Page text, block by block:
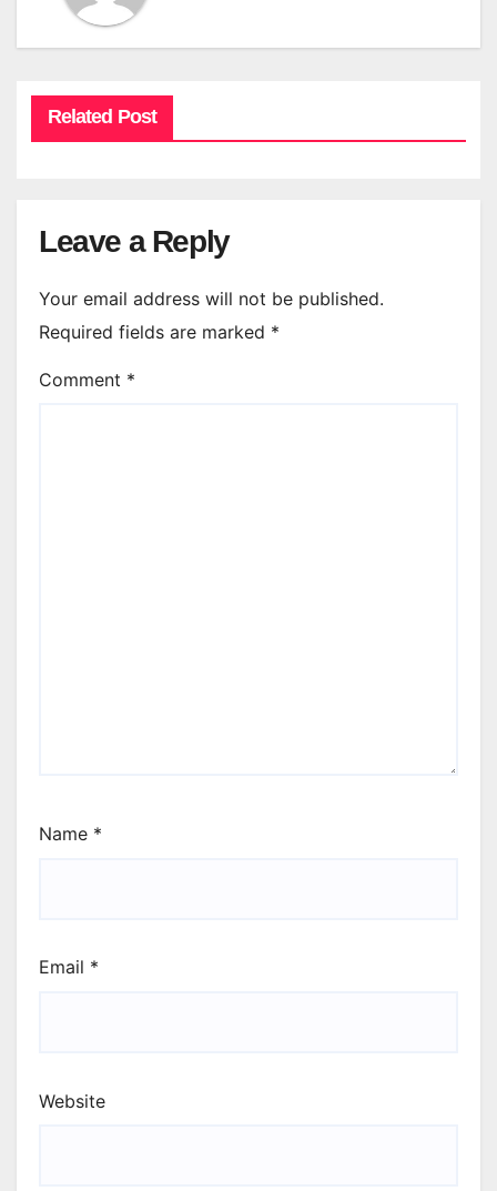
Related Post
Leave a Reply
Your email address will not be published.
Required fields are marked *
Comment *
Name *
Email *
Website